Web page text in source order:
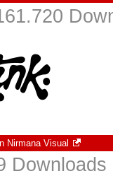
Nirmana Visual